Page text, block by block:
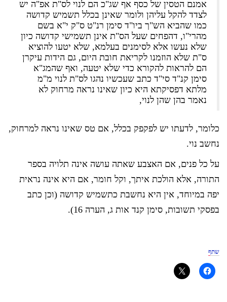
אמנם הטסין של כסף אף שג"כ הם לנוי לס"ת אפ"ה יש
לצדד להקל עליהן ולומר שאינן בכלל תשמיש קדושה
כמו שהביא הש"ך ביו"ד סימן רנ"ט ס"ק י"א בשם
מהרי"ו, דהפחים שעל הס"ת אינן תשמישי קדושה כיון
שלא נעשו אלא לסימנים בעלמא, שלא יטעו להוציא
ס"ת שלא הוזמנו לקריאת חובת היום, גם הידות עיקרן
הם להראות להקורא כדי שלא יטעה, ואף שהמג"א
סימן קנ"ד סי"ד כתב שעכשיו נהגו לס"ת לנוי מ"מ
מלתא דפסיקתא היא כיון שאינו נראה מרחוק לא
נאמר בהן שהן לנוי,
כלומר, לדעתו יש לפקפק בכלל, אם טס שאינו נראה למרחוק,
נחשב נוי.
על כל פנים, אם האצבע שאתה עושה אינה תלויה בספר
התורה, אלא הולכת איתך, וקל חומר, אם היא אינה נראית
יפה במיוחד, אין היא נחשבת כתשמיש קדושה (וכן כתב
בפסקי תשובות, סימן קנד אות ג, הערה 16).
שתף